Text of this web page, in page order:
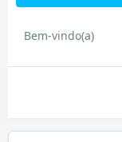
Bem-vindo(a)